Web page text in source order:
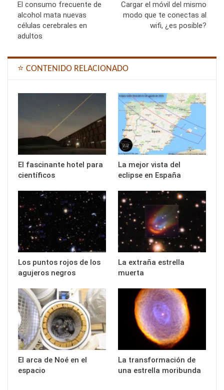
El consumo frecuente de
alcohol mata nuevas
células cerebrales en
adultos
Cargar el móvil del mismo
modo que te conectas al
wifi, ¿es posible?
⭐ CONTENIDO RELACIONADO
El fascinante hotel para
científicos
La mejor vista del
eclipse en España
Los puntos rojos de los
agujeros negros
La extraña estrella
muerta
El arca de Noé en el
espacio
La transformación de
una estrella moribunda